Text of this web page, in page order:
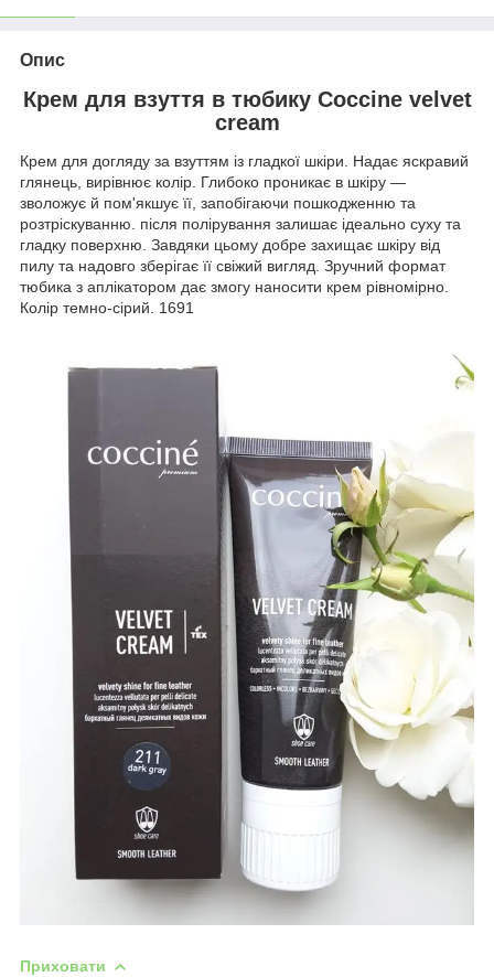
Опис
Крем для взуття в тюбику Coccine velvet
cream
Крем для догляду за взуттям із гладкої шкіри. Надає яскравий
глянець, вирівнює колір. Глибоко проникає в шкіру —
зволожує й пом'якшує її, запобігаючи пошкодженню та
розтріскуванню. після полірування залишає ідеально суху та
гладку поверхню. Завдяки цьому добре захищає шкіру від
пилу та надовго зберігає її свіжий вигляд. Зручний формат
тюбика з аплікатором дає змогу наносити крем рівномірно.
Колір темно-сірий. 1691
Приховати